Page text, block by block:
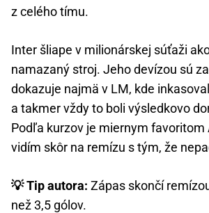
z celého tímu.
Inter šliape v milionárskej súťaži
namazaný stroj. Jeho devízou sú
dokazuje najmä v LM, kde
a takmer vždy to boli výsledkovo
Podľa kurzov je miernym favoritom
vidím skôr na remízu s tým, že
💡 Tip autora: Zápas skončí
než 3,5 gólov.